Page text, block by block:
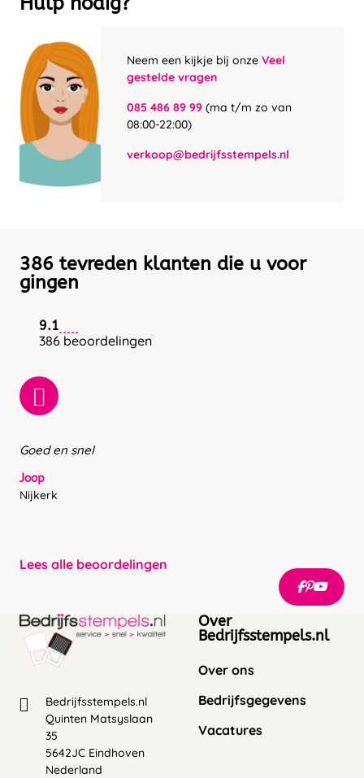
Neem een kijkje bij onze Veel
gestelde vragen
085 486 89 99 (ma t/m zo van
08:00-22:00)
verkoop@bedrijfsstempels.nl
386 tevreden klanten die u voor
gingen
9.1
386 beoordelingen
Goed en snel
Joop
Nijkerk
Lees alle beoordelingen
Bedrijfsstempels.nl
Quinten Matsyslaan
35
5642JC Eindhoven
Nederland
Over
Bedrijfsstempels.nl
Over ons
Bedrijfsgegevens
Vacatures